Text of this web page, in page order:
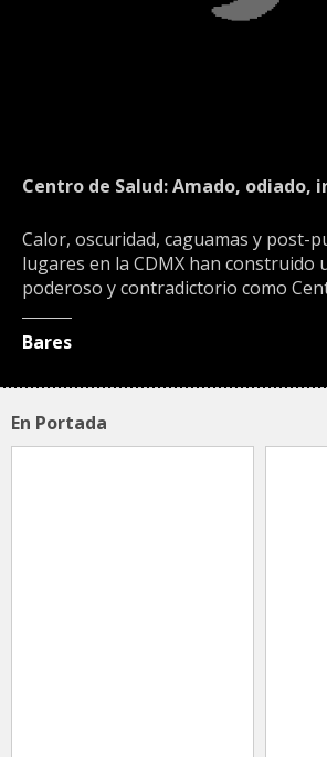
Centro de Salud: Amado, odiado,
Calor, oscuridad, caguamas y post-
lugares en la CDMX han construido
poderoso y contradictorio como
Bares
En Portada